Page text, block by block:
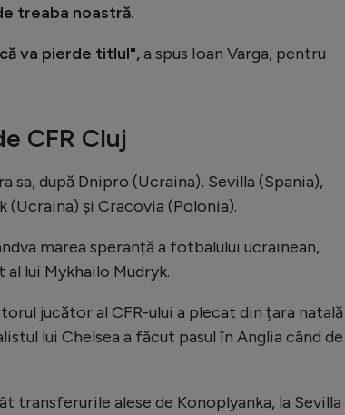
treaba noastră.
va pierde titlul",a spus Ioan Varga, pentru
CFR Cluj
sa, după Dnipro (Ucraina), Sevilla (Spania),
(Ucraina) și Cracovia (Polonia).
marea speranță a fotbalului ucrainean,
lui Mykhailo Mudryk.
jucător al CFR-ului a plecat din țara natală
lui Chelsea a făcut pasul în Anglia când de
alese de Konoplyanka, la Sevilla